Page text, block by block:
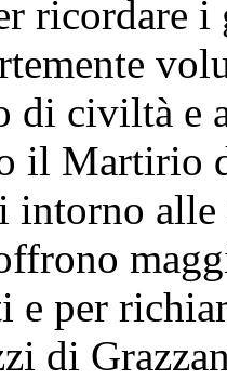
ricordare
di civiltà e
il Martirio
intorno
e per
di